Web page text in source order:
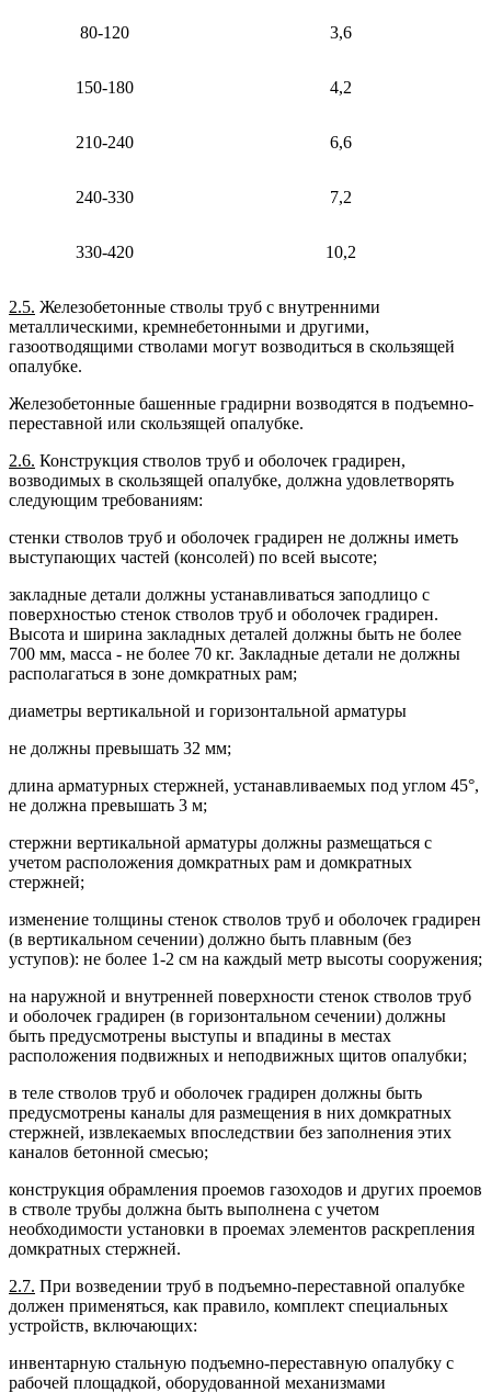
80-120 3,6
150-180 4,2
210-240 6,6
240-330 7,2
330-420 10,2
2.5. Железобетонные стволы труб с внутренними
металлическими, кремнебетонными и другими,
газоотводящими стволами могут возводиться в скользящей
опалубке.
Железобетонные башенные градирни возводятся в подъемно-
переставной или скользящей опалубке.
2.6. Конструкция стволов труб и оболочек градирен,
возводимых в скользящей опалубке, должна удовлетворять
следующим требованиям:
стенки стволов труб и оболочек градирен не должны иметь
выступающих частей (консолей) по всей высоте;
закладные детали должны устанавливаться заподлицо с
поверхностью стенок стволов труб и оболочек градирен.
Высота и ширина закладных деталей должны быть не более
700 мм, масса - не более 70 кг. Закладные детали не должны
располагаться в зоне домкратных рам;
диаметры вертикальной и горизонтальной арматуры
не должны превышать 32 мм;
длина арматурных стержней, устанавливаемых под углом 45°,
не должна превышать 3 м;
стержни вертикальной арматуры должны размещаться с
учетом расположения домкратных рам и домкратных
стержней;
изменение толщины стенок стволов труб и оболочек градирен
(в вертикальном сечении) должно быть плавным (без
уступов): не более 1-2 см на каждый метр высоты сооружения;
на наружной и внутренней поверхности стенок стволов труб
и оболочек градирен (в горизонтальном сечении) должны
быть предусмотрены выступы и впадины в местах
расположения подвижных и неподвижных щитов опалубки;
в теле стволов труб и оболочек градирен должны быть
предусмотрены каналы для размещения в них домкратных
стержней, извлекаемых впоследствии без заполнения этих
каналов бетонной смесью;
конструкция обрамления проемов газоходов и других проемов
в стволе трубы должна быть выполнена с учетом
необходимости установки в проемах элементов раскрепления
домкратных стержней.
2.7. При возведении труб в подъемно-переставной опалубке
должен применяться, как правило, комплект специальных
устройств, включающих:
инвентарную стальную подъемно-переставную опалубку с
рабочей площадкой, оборудованной механизмами